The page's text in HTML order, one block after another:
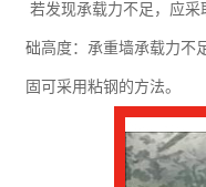
若发现承载力不足，应
础高度：承重墙承载力不
固可采用粘钢的方法。